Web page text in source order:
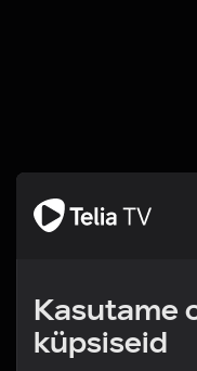
Kasutame
küpsiseid